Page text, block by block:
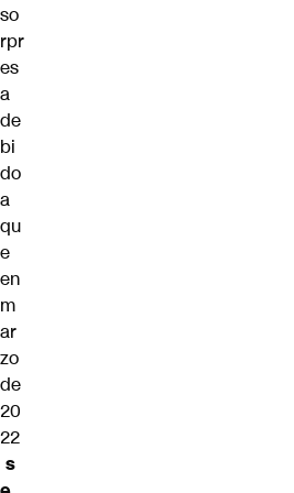
so
rpr
es
a
de
bi
do
a
qu
e
en
m
ar
zo
de
20
22
s